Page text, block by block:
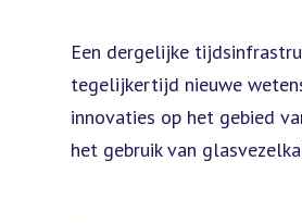
Een dergelijke
tegelijkertijd nieuwe
innovaties op het gebied
het gebruik van